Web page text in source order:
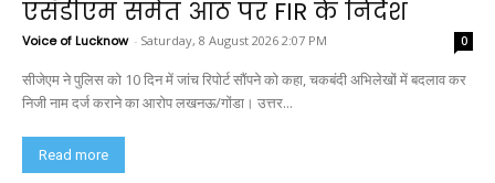
एसडीएम समेत आठ पर FIR के निर्देश
Voice of Lucknow - Saturday, 8 August 2026 2:07 PM 0
सीजेएम ने पुलिस को 10 दिन में जांच रिपोर्ट सौंपने को कहा, चकबंदी अभिलेखों में बदलाव कर
निजी नाम दर्ज कराने का आरोप लखनऊ/गोंडा। उत्तर...
Read more